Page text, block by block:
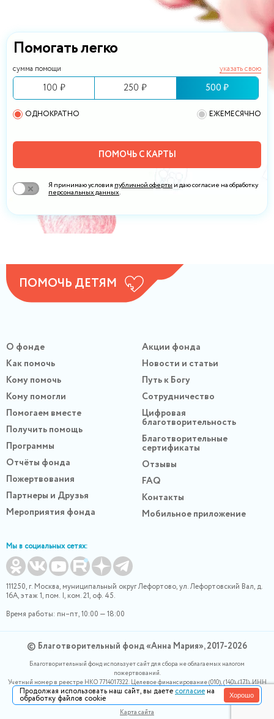
Помогать легко
сумма помощи указать свою
100 ₽ 250 ₽ 500 ₽
ОДНОКРАТНО ЕЖЕМЕСЯЧНО
ПОМОЧЬ С КАРТЫ
Я принимаю условия публичной оферты и даю согласие на обработку
персональных данных.
ПОМОЧЬ ДЕТЯМ
О фонде
Как помочь
Кому помочь
Кому помогли
Помогаем вместе
Получить помощь
Программы
Отчёты фонда
Пожертвования
Партнеры и Друзья
Мероприятия фонда
Акции фонда
Новости и статьи
Путь к Богу
Сотрудничество
Цифровая
благотворительность
Благотворительные
сертификаты
Отзывы
FAQ
Контакты
Мобильное приложение
Мы в социальных сетях:
111250, г. Москва, муниципальный округ Лефортово, ул. Лефортовский Вал, д.
16А, этаж 1, пом. I, ком. 21, оф. 45.
Время работы: пн–пт, 10:00 — 18:00
© Благотворительный фонд «Анна Мария», 2017-2026
Благотворительный фонд использует сайт для сбора не облагаемых налогом
пожертвований.
Учетный номер в реестре НКО 7714017322. Целевое финансирование (010), (140), (171). ИНН
0400007265, ОГРН 1180400000220. Номер в реестре Роскомнадзора 77-24-166339
Политика конфидециальности
Карта сайта
Продолжая использовать наш сайт, вы даете согласиена
обработку файлов cookie Хорошо